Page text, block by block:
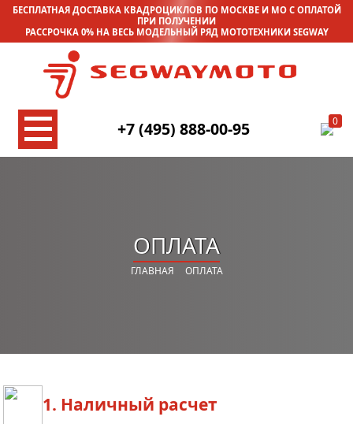
БЕСПЛАТНАЯ ДОСТАВКА КВАДРОЦИКЛОВ ПО МОСКВЕ И МО С ОПЛАТОЙ
ПРИ ПОЛУЧЕНИИ
РАССРОЧКА 0% НА ВЕСЬ МОДЕЛЬНЫЙ РЯД МОТОТЕХНИКИ SEGWAY
+7 (495) 888-00-95 0
ОПЛАТА
ГЛАВНАЯ ОПЛАТА
1. Наличный расчет